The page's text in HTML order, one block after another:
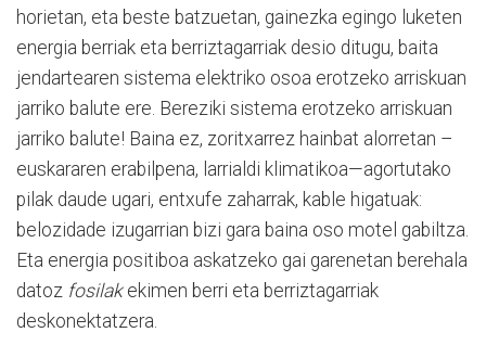
horietan, eta beste batzuetan, gainezka egingo luketen
energia berriak eta berriztagarriak desio ditugu, baita
jendartearen sistema elektriko osoa erotzeko arriskuan
jarriko balute ere. Bereziki sistema erotzeko arriskuan
jarriko balute! Baina ez, zoritxarrez hainbat alorretan –
euskararen erabilpena, larrialdi klimatikoa—agortutako
pilak daude ugari, entxufe zaharrak, kable higatuak:
belozidade izugarrian bizi gara baina oso motel gabiltza.
Eta energia positiboa askatzeko gai garenetan berehala
datoz fosilakekimen berri eta berriztagarriak
deskonektatzera.